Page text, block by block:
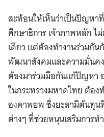
สะท้อนให้เห็นว่าเป็นปัญหา
ศึกษาธิการ เจ้าภาพหลัก ไ
เดียว แต่ต้องทำงานร่วมกัน
พัฒนาสังคมและความมั่นค
ต้องมาร่วมมือกันแก้ปัญหา
ในกระทรวงมหาดไทย ต้อ
องคาพยพ ซึ่งยะลามีต้นทุน
ต่างๆ ที่ช่วยหนุนเสริมการท